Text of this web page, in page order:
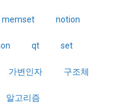
memset notion
qt set
가변인자 구조체
알고리즘